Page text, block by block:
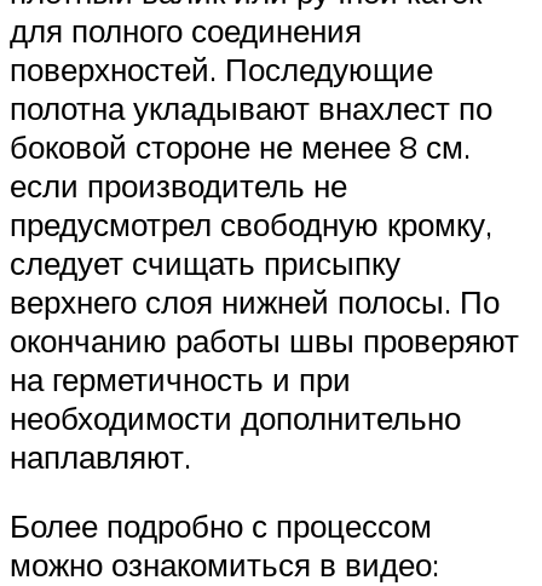
для полного соединения
поверхностей. Последующие
полотна укладывают внахлест по
боковой стороне не менее 8 см.
если производитель не
предусмотрел свободную кромку,
следует счищать присыпку
верхнего слоя нижней полосы. По
окончанию работы швы проверяют
на герметичность и при
необходимости дополнительно
наплавляют.
Более подробно с процессом
можно ознакомиться в видео: